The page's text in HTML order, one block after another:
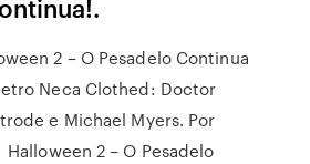
2 – O Pesadelo Continua
Neca Clothed: Doctor
e Michael Myers. Por
2 – O Pesadelo